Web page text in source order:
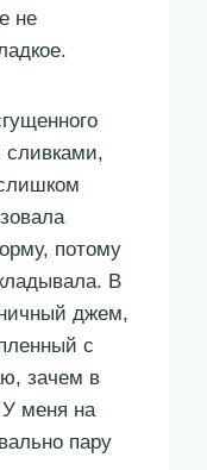
не
сливками,
потому
В
джем,
с
зачем в
У меня на
пару